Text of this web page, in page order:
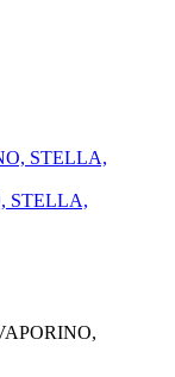
STELLA,